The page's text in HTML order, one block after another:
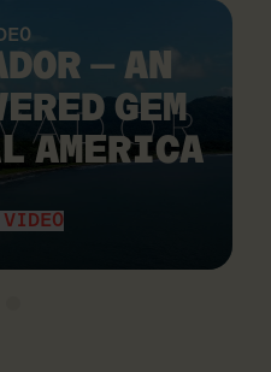
— AN
GEM
AMERICA
VIDEO